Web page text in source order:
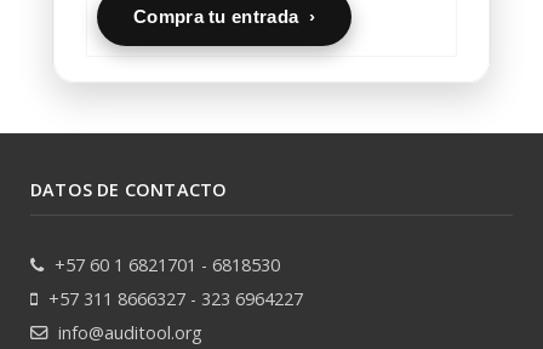
Compra tu entrada ›
DATOS DE CONTACTO
+57 60 1 6821701 - 6818530
+57 311 8666327 - 323 6964227
info@auditool.org